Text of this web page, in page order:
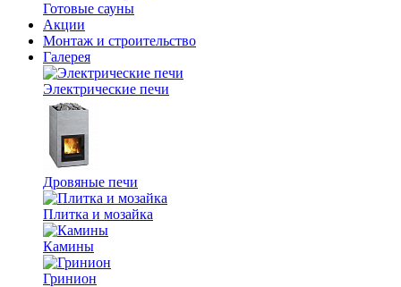
Готовые сауны
Акции
Монтаж и строительство
Галерея
Электрические печи
Дровяные печи
Плитка и мозайка
Камины
Гринион